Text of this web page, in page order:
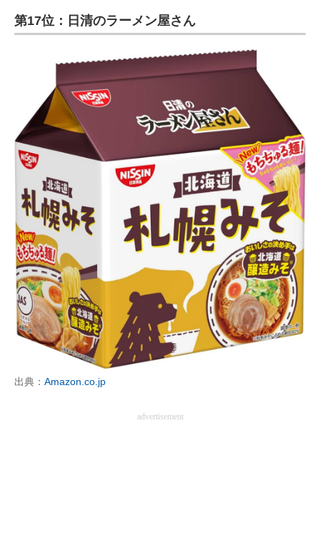
第17位：日清のラーメン屋さん
出典： Amazon.co.jp
advertisement